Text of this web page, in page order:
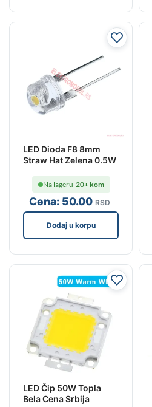
LED Dioda F8 8mm
Straw Hat Zelena 0.5W
Cena: 50.00 RSD
Na lageru 20+ kom
Dodaj u korpu
LED Čip 50W Topla
Bela Cena Srbija